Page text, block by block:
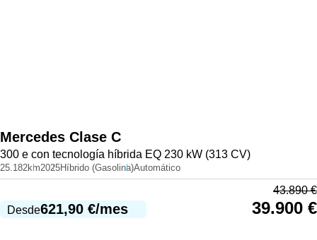
Mercedes Clase C
300 e con tecnología híbrida EQ 230 kW (313 CV)
25.182km2025Híbrido (Gasolina)Automático
Desde621,90 €/mes
43.890€
39.900 €